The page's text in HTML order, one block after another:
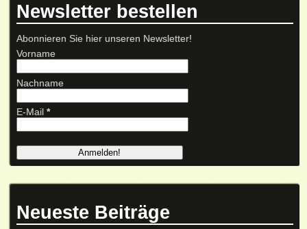
Newsletter bestellen
Abonnieren Sie hier unseren Newsletter!
Vorname
Nachname
E-Mail *
Neueste Beiträge